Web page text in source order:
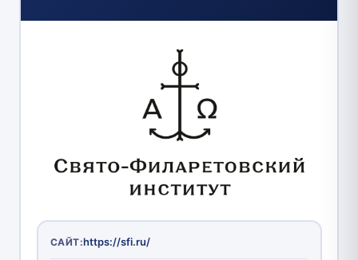
САЙТ:https://sfi.ru/